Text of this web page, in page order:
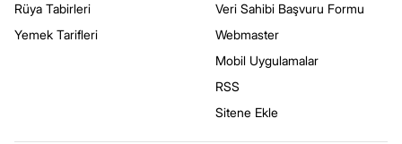
Rüya Tabirleri
Yemek Tarifleri
Veri Sahibi Başvuru Formu
Webmaster
Mobil Uygulamalar
RSS
Sitene Ekle